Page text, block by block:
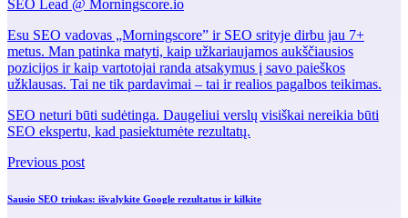
SEO Lead @ Morningscore.io
Esu SEO vadovas „Morningscore” ir SEO srityje dirbu jau 7+
metus. Man patinka matyti, kaip užkariaujamos aukščiausios
pozicijos ir kaip vartotojai randa atsakymus į savo paieškos
užklausas. Tai ne tik pardavimai – tai ir realios pagalbos teikimas.
SEO neturi būti sudėtinga. Daugeliui verslų visiškai nereikia būti
SEO ekspertu, kad pasiektumėte rezultatų.
Previous post
Sausio SEO triukas: išvalykite Google rezultatus ir kilkite